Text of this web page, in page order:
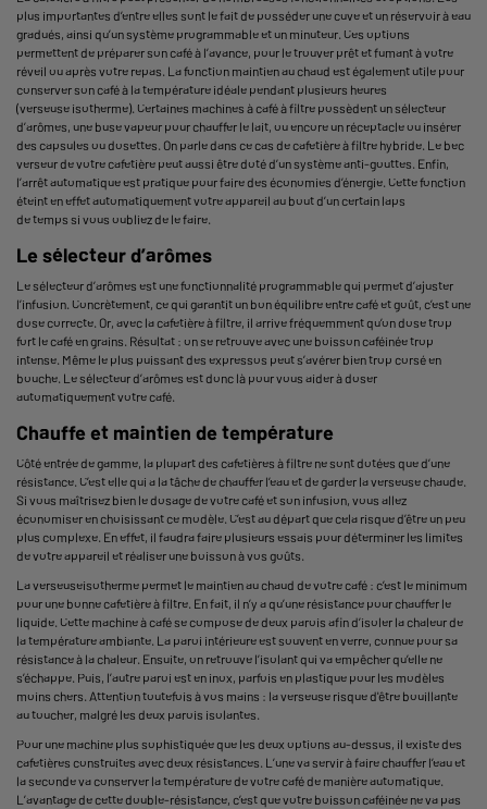
plus importantes d’entre elles sont le fait de posséder une cuve et un réservoir à eau
gradués, ainsi qu’un système programmable et un minuteur. Ces options
permettent de préparer son café à l’avance, pour le trouver prêt et fumant à votre
réveil ou après votre repas. La fonction maintien au chaud est également utile pour
conserver son café à la température idéale pendant plusieurs heures
(verseuse isotherme). Certaines machines à café à filtre possèdent un sélecteur
d’arômes, une buse vapeur pour chauffer le lait, ou encore un réceptacle ou insérer
des capsules ou dosettes. On parle dans ce cas de cafetière à filtre hybride. Le bec
verseur de votre cafetière peut aussi être doté d’un système anti-gouttes. Enfin,
l’arrêt automatique est pratique pour faire des économies d’énergie. Cette fonction
éteint en effet automatiquement votre appareil au bout d’un certain laps
de temps si vous oubliez de le faire.
Le sélecteur d’arômes
Le sélecteur d’arômes est une fonctionnalité programmable qui permet d’ajuster
l’infusion. Concrètement, ce qui garantit un bon équilibre entre café et goût, c’est une
dose correcte. Or, avec la cafetière à filtre, il arrive fréquemment qu’on dose trop
fort le café en grains. Résultat : on se retrouve avec une boisson caféinée trop
intense. Même le plus puissant des expressos peut s’avérer bien trop corsé en
bouche. Le sélecteur d’arômes est donc là pour vous aider à doser
automatiquement votre café.
Chauffe et maintien de température
Côté entrée degamme, la plupart des cafetières à filtre ne sont dotées que d’une
résistance. C’est elle qui a la tâche de chauffer l’eau et de garder la verseuse chaude.
Si vous maîtrisez bien le dosage de votre café et son infusion, vous allez
économiser en choisissant ce modèle. C’est au départ que cela risque d’être un peu
plus complexe. En effet, il faudra faire plusieurs essais pour déterminer les limites
de votre appareil et réaliser une boisson à vos goûts.
La verseuseisotherme permet le maintienau chaud de votre café : c’est le minimum
pour une bonne cafetière à filtre. En fait, il n’y a qu’une résistance pour chauffer le
liquide. Cette machine à café se compose de deux parois afin d’isoler la chaleur de
la température ambiante. La paroi intérieure est souvent en verre, connue pour sa
résistance à la chaleur. Ensuite, on retrouve l’isolant qui va empêcher qu’elle ne
s’échappe. Puis, l’autre paroi est en inox, parfois en plastique pour les modèles
moins chers. Attention toutefois à vos mains : la verseuse risque d'être bouillante
au toucher, malgré les deux parois isolantes.
Pour une machine plus sophistiquée que les deux options au-dessus, il existe des
cafetières construites avec deux résistances. L’une va servir à faire chauffer l’eau et
la seconde va conserver la température de votre café de manière automatique.
L’avantage de cette double-résistance, c’est que votre boisson caféinée ne va pas